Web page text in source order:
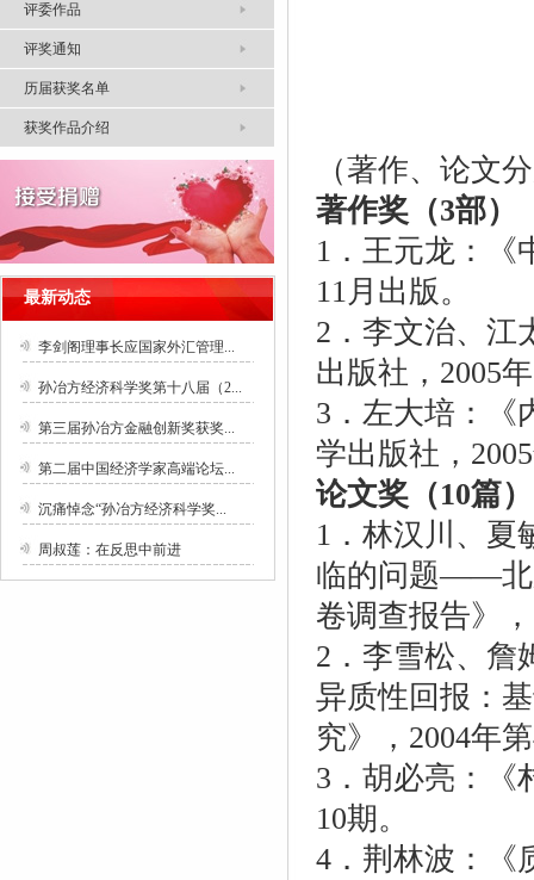
评委作品
评奖通知
历届获奖名单
获奖作品介绍
最新动态
李剑阁理事长应国家外汇管理...
孙冶方经济科学奖第十八届（2...
第三届孙冶方金融创新奖获奖...
第二届中国经济学家高端论坛...
沉痛悼念“孙冶方经济科学奖...
周叔莲：在反思中前进
（著作、论文
著作奖（3部）
1．王元龙：《
11月出版。
2．李文治、江
出版社，2005
3．左大培：《
学出版社，
论文奖（10篇）
1．林汉川、夏
临的问题——北
卷调查报告》
2．李雪松、詹
异质性回报：
究》，2004年
3．胡必亮：《
10期。
4．荆林波：